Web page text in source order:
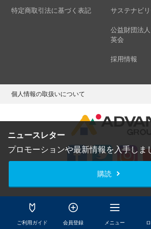
ご利用ガイド 会員登録 メニュー
ニュースレター
プロモーションや最新情報を入手しま
購読
特定商取引法に基づく表記 サステナビリ
公益財団法
英会
採用情報
個人情報の取扱いについて